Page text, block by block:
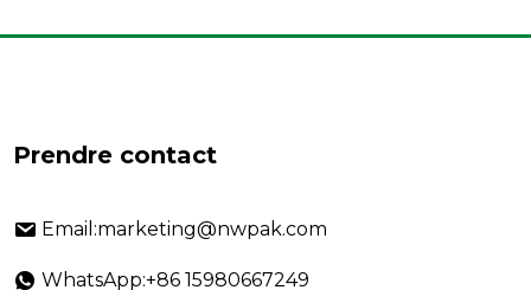
Prendre contact
Email:marketing@nwpak.com
WhatsApp:+86 15980667249